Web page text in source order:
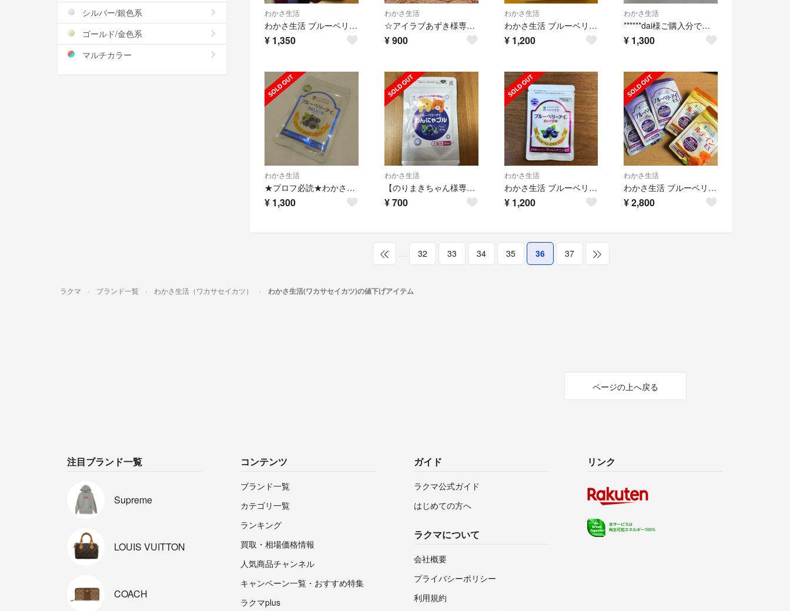
わかさ生活
わかさ生活 ブルーベリーアイ デラックス
¥ 1,350
わかさ生活
☆アイラブあずき様専用☆
¥900
わかさ生活
わかさ生活 ブルーベリーアイ
¥ 1,200
わかさ生活
******dai様ご購入分です*****
¥ 1,300
わかさ生活
★プロフ必読★わかさ生活 ブルーベリーアイ31粒
¥ 1,300
わかさ生活
【のりまきちゃん様専用】ブルーベリーアイ わんにゃブル
¥700
わかさ生活
わかさ生活 ブルーベリーアイ スーパー
¥ 1,200
わかさ生活
わかさ生活 ブルーベリーアイEX ルテインEX
¥2,800
32 33 34 35 36 37
シルバー/銀色系
ゴールド/金色系
マルチカラー
ラクマ ブランド一覧 わかさ生活（ワカサセイカツ） わかさ生活(ワカサセイカツ)の値下げアイテム
ページの上へ戻る
注目ブランド一覧
Supreme
LOUIS VUITTON
COACH
コンテンツ
ブランド一覧
カテゴリ一覧
ランキング
買取・相場価格情報
人気商品チャンネル
キャンペーン一覧・おすすめ特集
ラクマplus
ガイド
ラクマ公式ガイド
はじめての方へ
ラクマについて
会社概要
プライバシーポリシー
利用規約
リンク